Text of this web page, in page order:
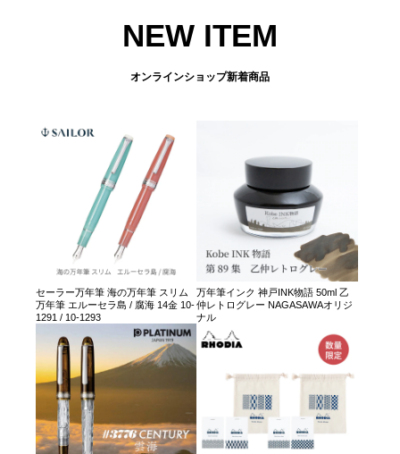
NEW ITEM
オンラインショップ新着商品
セーラー万年筆 海の万年筆 スリム
万年筆 エルーセラ島 / 腐海 14金 10-
1291 / 10-1293
万年筆インク 神戸INK物語 50ml 乙
仲レトログレー NAGASAWAオリジ
ナル